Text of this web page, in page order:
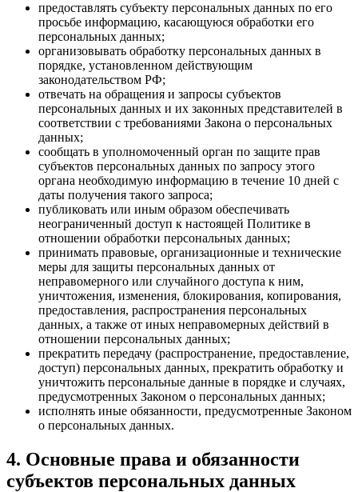
предоставлять субъекту персональных данных по его
просьбе информацию, касающуюся обработки его
персональных данных;
организовывать обработку персональных данных в
порядке, установленном действующим
законодательством РФ;
отвечать на обращения и запросы субъектов
персональных данных и их законных представителей в
соответствии с требованиями Закона о персональных
данных;
сообщать в уполномоченный орган по защите прав
субъектов персональных данных по запросу этого
органа необходимую информацию в течение 10 дней с
даты получения такого запроса;
публиковать или иным образом обеспечивать
неограниченный доступ к настоящей Политике в
отношении обработки персональных данных;
принимать правовые, организационные и технические
меры для защиты персональных данных от
неправомерного или случайного доступа к ним,
уничтожения, изменения, блокирования, копирования,
предоставления, распространения персональных
данных, а также от иных неправомерных действий в
отношении персональных данных;
прекратить передачу (распространение, предоставление,
доступ) персональных данных, прекратить обработку и
уничтожить персональные данные в порядке и случаях,
предусмотренных Законом о персональных данных;
исполнять иные обязанности, предусмотренные Законом
о персональных данных.
4. Основные права и обязанности
субъектов персональных данных